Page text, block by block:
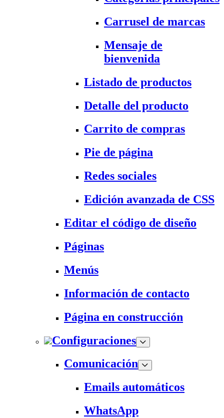
Carrusel de marcas
Mensaje de
bienvenida
Listado de productos
Detalle del producto
Carrito de compras
Pie de página
Redes sociales
Edición avanzada de CSS
Editar el código de diseño
Páginas
Menús
Información de contacto
Página en construcción
Configuraciones
Comunicación
Emails automáticos
WhatsApp